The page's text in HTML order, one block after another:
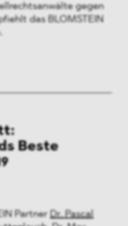
gegen
das BLOMSTEIN
Beste
Partner Dr. Pascal